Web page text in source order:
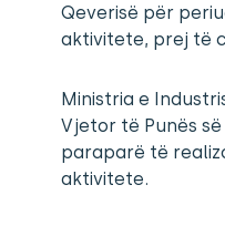
Qeverisë për
aktivitete, prej të
Ministria e
Vjetor të Punës
paraparë të
aktivitete.